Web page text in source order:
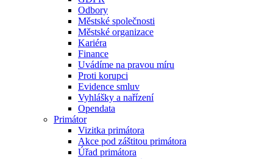
Odbory
Městské společnosti
Městské organizace
Kariéra
Finance
Uvádíme na pravou míru
Proti korupci
Evidence smluv
Vyhlášky a nařízení
Opendata
Primátor
Vizitka primátora
Akce pod záštitou primátora
Úřad primátora